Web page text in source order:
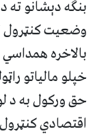
بنګه دېشانو
وضعیت کنټرول
بالاخره
خپلو مالیاتو
حق ورکول به د
اقتصادي کنټرول